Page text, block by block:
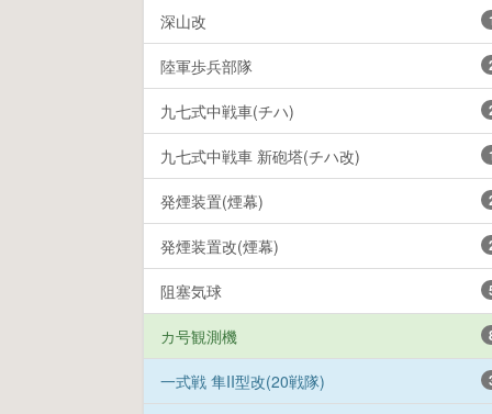
深山改
陸軍歩兵部隊
九七式中戦車(チハ)
九七式中戦車 新砲塔(チハ改)
発煙装置(煙幕)
発煙装置改(煙幕)
阻塞気球
カ号観測機
一式戦 隼II型改(20戦隊)